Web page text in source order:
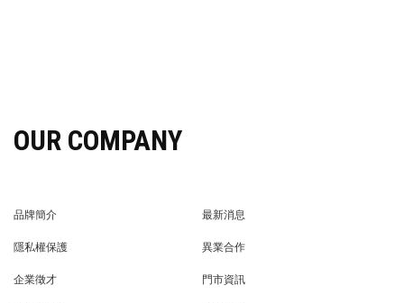
OUR COMPANY
品牌簡介
最新消息
隱私權保護
異業合作
企業徵才
門市資訊